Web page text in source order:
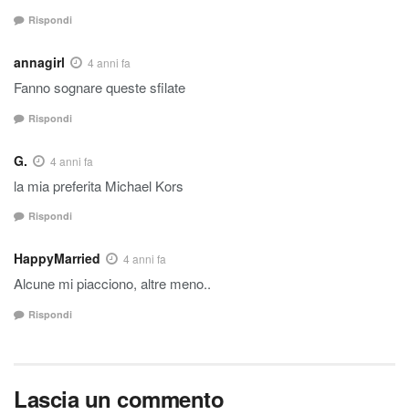
Rispondi
annagirl 4 anni fa
Fanno sognare queste sfilate
Rispondi
G. 4 anni fa
la mia preferita Michael Kors
Rispondi
HappyMarried 4 anni fa
Alcune mi piacciono, altre meno..
Rispondi
Lascia un commento